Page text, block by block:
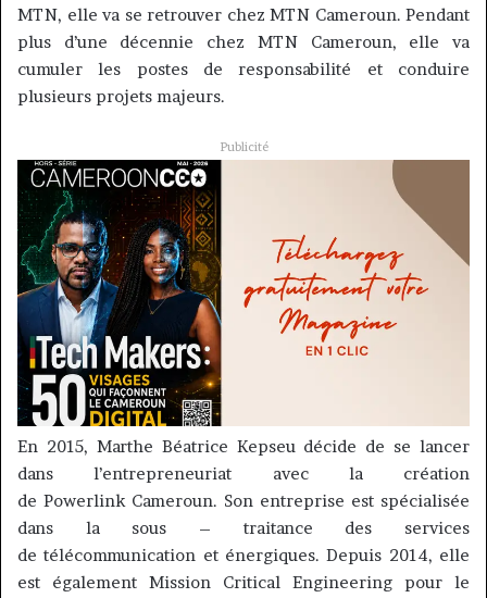
MTN, elle va se retrouver chez MTN Cameroun. Pendant
plus d’une décennie chez MTN Cameroun, elle va
cumuler les postes de responsabilité et conduire
plusieurs projets majeurs.
Publicité
En 2015, Marthe Béatrice Kepseudécide de se lancer
dans l’entrepreneuriat avec la création
de PowerlinkCameroun. Son entreprise est spécialisée
dans la sous – traitance des services
de télécommunication et énergiques. Depuis 2014, elle
est également Mission Critical Engineering pour le